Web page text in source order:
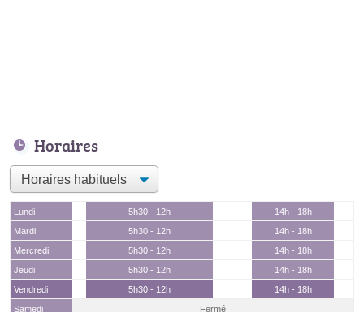
Horaires
Lundi 5h30 - 12h
14h - 18h
Mardi
5h30 - 12h
14h - 18h
Mercredi
5h30 - 12h
14h - 18h
Jeudi
5h30 - 12h
14h - 18h
Vendredi
5h30 - 12h
14h - 18h
Samedi
Fermé